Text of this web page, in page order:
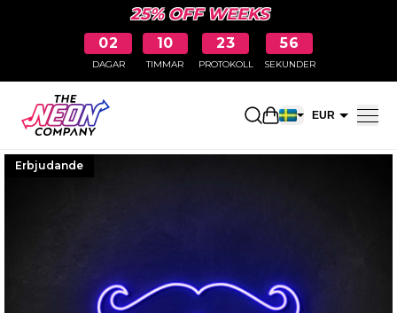
25% OFF WEEKS
02
DAGAR
10
TIMMAR
23
PROTOKOLL
55
SEKUNDER
ÖppnaEUR
Erbjudande